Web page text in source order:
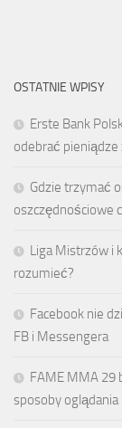
OSTATNIE WPISY
Erste Bank
odebrać
Gdzie trzymać
oszczędnościowe
Liga Mistrzów i
rozumieć?
Facebook nie
FB i Messengera
FAME MMA 29
sposoby oglądania